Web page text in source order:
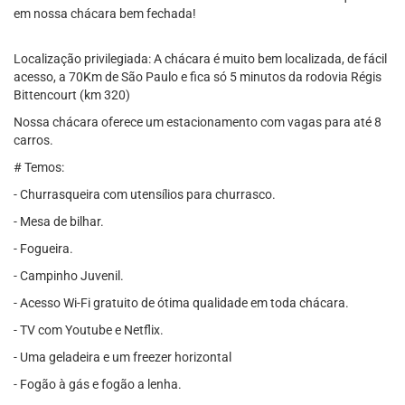
em nossa chácara bem fechada!
Localização privilegiada: A chácara é muito bem localizada, de fácil
acesso, a 70Km de São Paulo e fica só 5 minutos da rodovia Régis
Bittencourt (km 320)
Nossa chácara oferece um estacionamento com vagas para até 8
carros.
# Temos:
- Churrasqueira com utensílios para churrasco.
- Mesa de bilhar.
- Fogueira.
- Campinho Juvenil.
- Acesso Wi-Fi gratuito de ótima qualidade em toda chácara.
- TV com Youtube e Netflix.
- Uma geladeira e um freezer horizontal
- Fogão à gás e fogão a lenha.